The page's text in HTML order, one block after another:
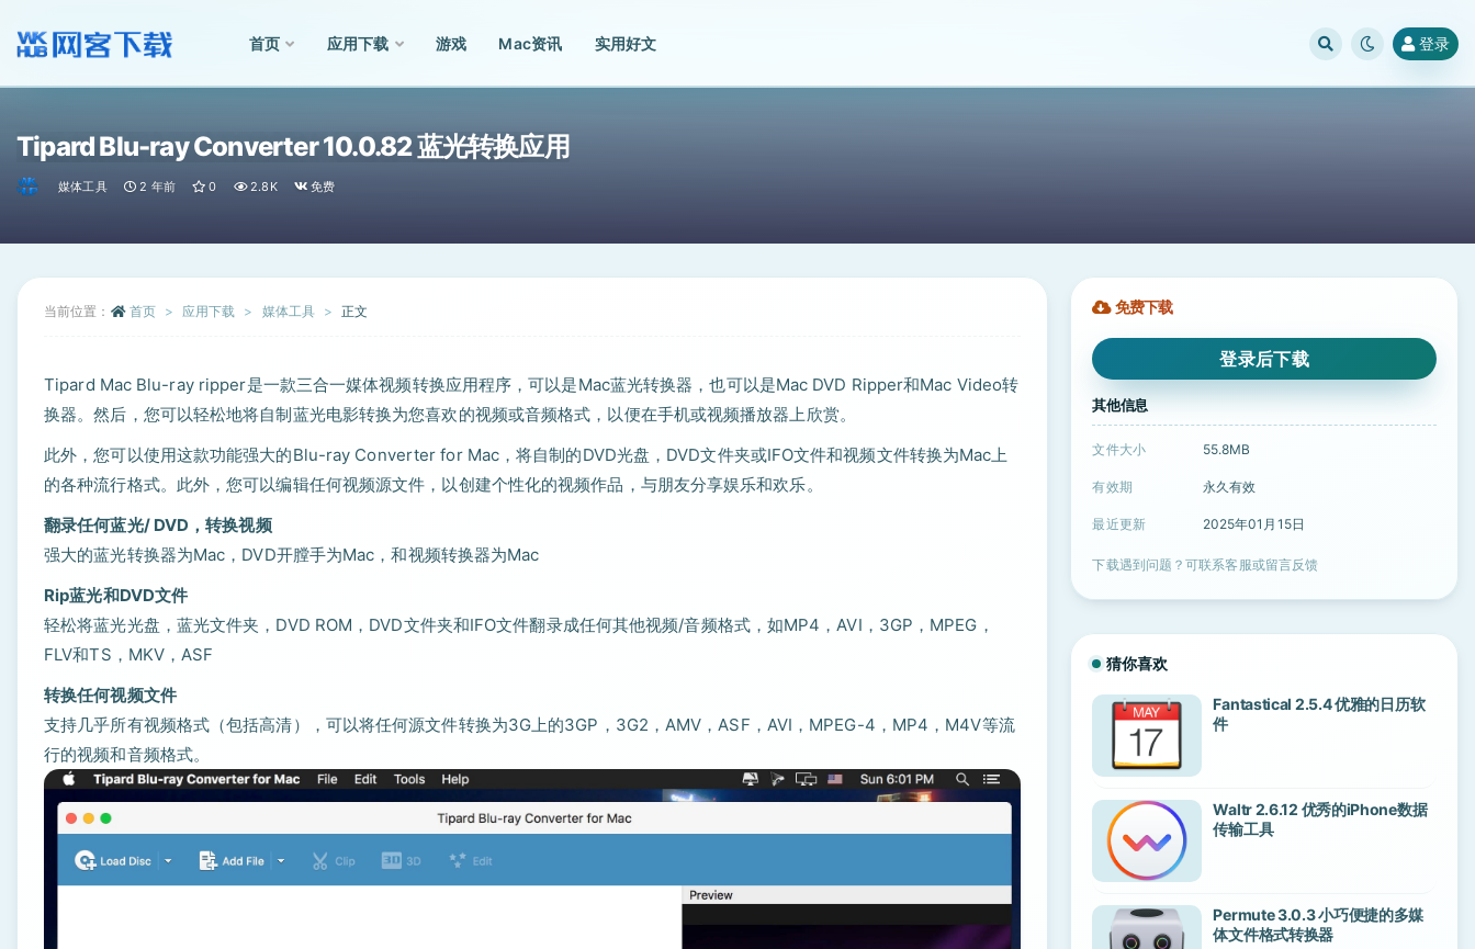
首页 应用下载 游戏 Mac资讯 实用好文 登录
Tipard Blu-ray Converter 10.0.82 蓝光转换应用
媒体工具 2 年前 0 2.8K 免费
当前位置： 首页 应用下载 媒体工具 正文
Tipard Mac Blu-ray ripper是一款三合一媒体视频转换应用程序，可以是Mac蓝光转换器，也可以是Mac DVD Ripper和Mac Video转
换器。然后，您可以轻松地将自制蓝光电影转换为您喜欢的视频或音频格式，以便在手机或视频播放器上欣赏。
此外，您可以使用这款功能强大的Blu-ray Converter for Mac，将自制的DVD光盘，DVD文件夹或IFO文件和视频文件转换为Mac上
的各种流行格式。此外，您可以编辑任何视频源文件，以创建个性化的视频作品，与朋友分享娱乐和欢乐。
翻录任何蓝光/ DVD，转换视频
强大的蓝光转换器为Mac，DVD开膛手为Mac，和视频转换器为Mac
Rip蓝光和DVD文件
轻松将蓝光光盘，蓝光文件夹，DVD ROM，DVD文件夹和IFO文件翻录成任何其他视频/音频格式，如MP4，AVI，3GP，MPEG，
FLV和TS，MKV，ASF
转换任何视频文件
支持几乎所有视频格式（包括高清），可以将任何源文件转换为3G上的3GP，3G2，AMV，ASF，AVI，MPEG-4，MP4，M4V等流
行的视频和音频格式。
免费下载
登录后下载
其他信息
文件大小 55.8MB
有效期 永久有效
最近更新 2025年01月15日
下载遇到问题？可联系客服或留言反馈
猜你喜欢
Fantastical 2.5.4 优雅的日历软
件
Waltr 2.6.12 优秀的iPhone数据
传输工具
Permute 3.0.3 小巧便捷的多媒
体文件格式转换器